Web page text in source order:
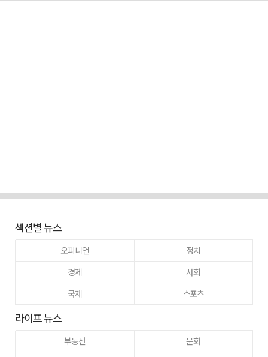
섹션별 뉴스
오피니언
정치
경제
사회
국제
스포츠
라이프 뉴스
부동산
문화